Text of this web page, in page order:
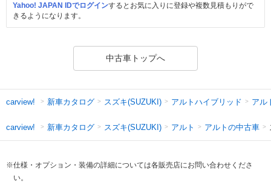
Yahoo! JAPAN IDでログインするとお気に入りに登録や複数見積もりがで
きるようになります。
中古車トップへ
carview! 新車カタログ スズキ(SUZUKI) アルトハイブリッド アル
carview! 新車カタログ スズキ(SUZUKI) アルト アルトの中古車
※仕様・オプション・装備の詳細については各販売店にお問い合わせくださ
い。